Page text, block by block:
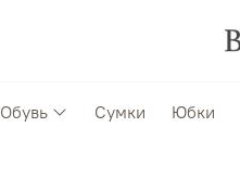
Обувь Сумки Юбки